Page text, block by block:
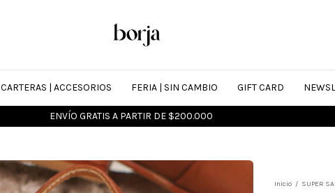
SALE is on > Hasta 50% OFF + 6 CUOTAS SIN INTERÉS
CARTERAS | ACCESORIOS FERIA | SIN CAMBIO GIFT CARD
Inicio / SUPER